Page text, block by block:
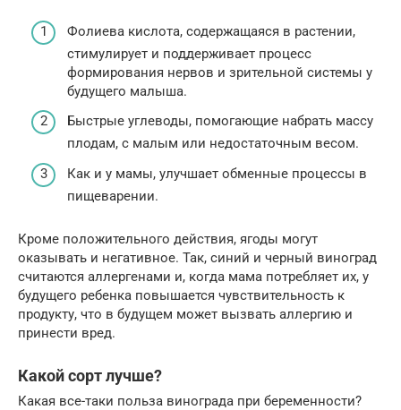
Фолиева кислота, содержащаяся в растении,
стимулирует и поддерживает процесс
формирования нервов и зрительной системы у
будущего малыша.
Быстрые углеводы, помогающие набрать массу
плодам, с малым или недостаточным весом.
Как и у мамы, улучшает обменные процессы в
пищеварении.
Кроме положительного действия, ягоды могут
оказывать и негативное. Так, синий и черный виноград
считаются аллергенами и, когда мама потребляет их, у
будущего ребенка повышается чувствительность к
продукту, что в будущем может вызвать аллергию и
принести вред.
Какой сорт лучше?
Какая все-таки польза винограда при беременности?